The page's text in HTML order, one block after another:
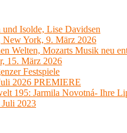
Isolde, Lise Davidsen
New York, 9. März 2026
Welten, Mozarts Musik neu
15. März 2026
Festspiele
2026 PREMIERE
195: Jarmila Novotná- Ihre
Juli 2023